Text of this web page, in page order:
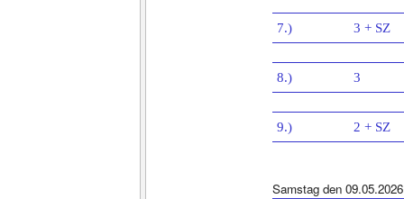
7.) 3 + SZ
8.) 3
9.) 2 + SZ
Samstag den 09.05.2026